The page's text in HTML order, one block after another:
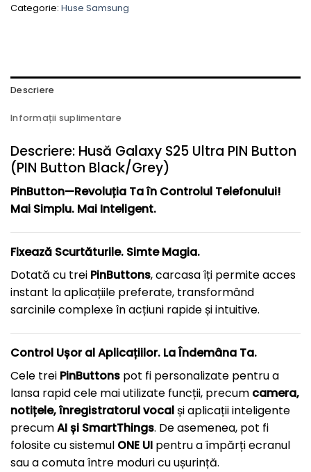
Categorie: Huse Samsung
Descriere
Informații suplimentare
Descriere: Husă Galaxy S25 Ultra PIN Button
(PIN Button Black/Grey)
PinButton—Revoluția Ta în Controlul Telefonului!
Mai Simplu. Mai Inteligent.
Fixează Scurtăturile. Simte Magia.
Dotată cu trei PinButtons, carcasa îți permite acces
instant la aplicațiile preferate, transformând
sarcinile complexe în acțiuni rapide și intuitive.
Control Ușor al Aplicațiilor. La Îndemâna Ta.
Cele trei PinButtons pot fi personalizate pentru a
lansa rapid cele mai utilizate funcții, precum camera,
notițele, înregistratorul vocalși aplicații inteligente
precumAI și SmartThings. De asemenea, pot fi
folosite cu sistemul ONE UI pentru a împărți ecranul
sau a comuta între moduri cu ușurință.